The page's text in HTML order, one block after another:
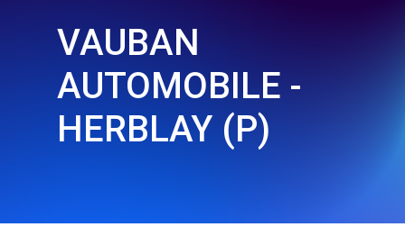
VAUBAN
AUTOMOBILE -
HERBLAY (P)